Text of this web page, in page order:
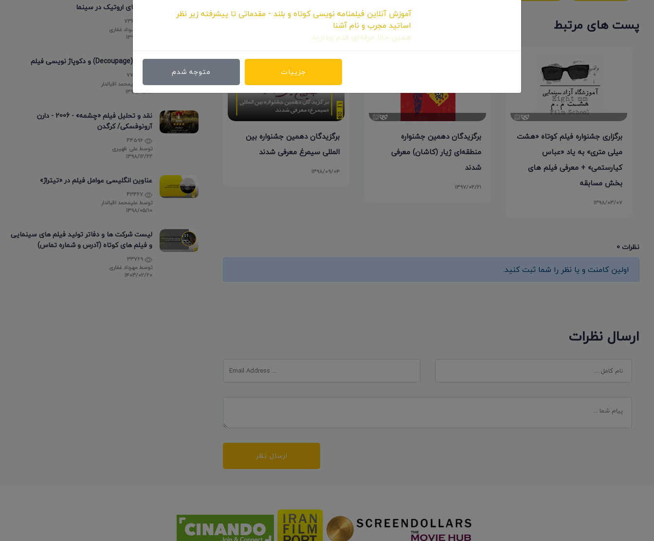
پست های مرتبط
برگزاری جشنواره فیلم کوتاه «هشت
میلی متری» به یاد «عباس
کیارستمی» + معرفی فیلم های
بخش مسابقه
۱۳۹۸/۰۳/۰۷
برگزیدگان دهمین جشنواره
منطقه‌ای ژیار (کاشان) معرفی
شدند
۱۳۹۷/۰۲/۲۱
برگزیدگان دهمین جشنواره بین
المللی سیمرغ معرفی شدند
۱۳۹۸/۰۹/۰۴
نظرات 0
اولین کامنت و یا نظر را شما ثبت کنید.
ارسال نظرات
ارسال نظر
فیلم های اروتیک در سینما
مهرداد غفاری
۱۳۹۸/۰۵/۱۵
دکوپاژ (Decoupage) و دکوپاژ نویسی فیلم
توسط
علیمحمد اقبالدار
۱۳۹۸/۰۵/۱۸
نقد و تحلیل فیلم «چشمه» - 2006 - دارن
آرونوفسکی/ کرگدن
توسطعلی ظهیری
۱۳۹۸/۱۲/۲۲
عناوین انگلیسی عوامل فیلم در «تیتراژ»
توسطعلیمحمد اقبالدار
۱۳۹۸/۰۵/۱۰
لیست شرکت ها و دفاتر تولید فیلم های سینمایی
و فیلم های کوتاه (آدرس و شماره تماس)
توسط مهرداد غفاری
۱۴۰۳/۰۲/۲۰
آموزش آنلاین فیلمنامه نویسی کوتاه و بلند - مقدماتی تا پیشرفته زیر نظر
اساتید مجرب و نام آشنا
همین حالا حرفه‌ای قدم بردارید.
جزییات متوجه شدم